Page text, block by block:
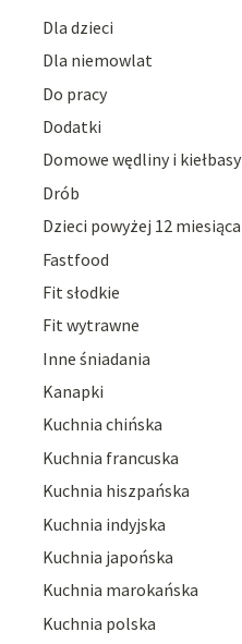
Dla dzieci
Dla niemowlat
Do pracy
Dodatki
Domowe wędliny i kiełbasy
Drób
Dzieci powyżej 12 miesiąca
Fastfood
Fit słodkie
Fit wytrawne
Inne śniadania
Kanapki
Kuchnia chińska
Kuchnia francuska
Kuchnia hiszpańska
Kuchnia indyjska
Kuchnia japońska
Kuchnia marokańska
Kuchnia polska